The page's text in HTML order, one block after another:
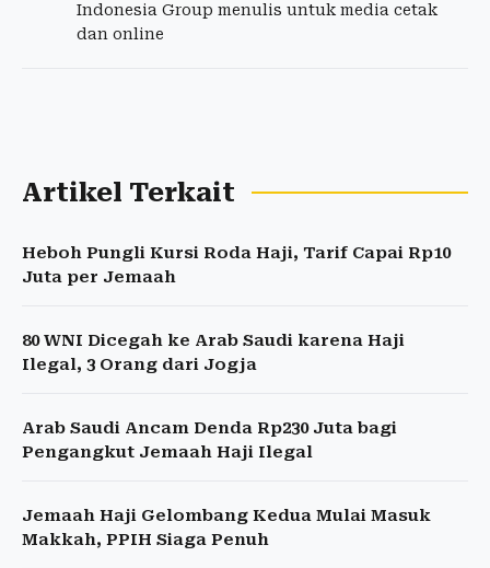
Indonesia Group menulis untuk media cetak
dan online
Artikel Terkait
Heboh Pungli Kursi Roda Haji, Tarif Capai Rp10
Juta per Jemaah
80 WNI Dicegah ke Arab Saudi karena Haji
Ilegal, 3 Orang dari Jogja
Arab Saudi Ancam Denda Rp230 Juta bagi
Pengangkut Jemaah Haji Ilegal
Jemaah Haji Gelombang Kedua Mulai Masuk
Makkah, PPIH Siaga Penuh